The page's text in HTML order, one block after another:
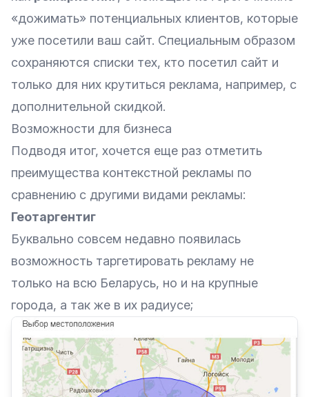
«дожимать» потенциальных клиентов, которые
уже посетили ваш сайт. Специальным образом
сохраняются списки тех, кто посетил сайт и
только для них крутиться реклама, например, с
дополнительной скидкой.
Возможности для бизнеса
Подводя итог, хочется еще раз отметить
преимущества контекстной рекламы по
сравнению с другими видами рекламы:
Геотаргентиг
Буквально совсем недавно появилась
возможность таргетировать рекламу не
только на всю Беларусь, но и на крупные
города, а так же в их радиусе;